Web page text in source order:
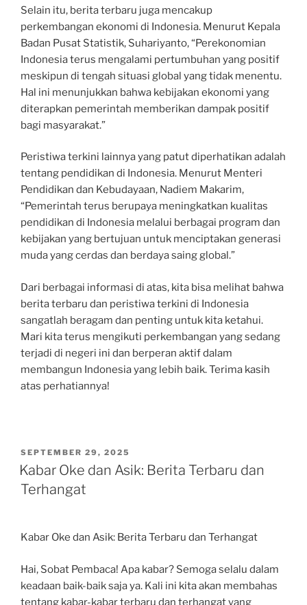
Selain itu, berita terbaru juga mencakup
perkembangan ekonomi di Indonesia. Menurut Kepala
Badan Pusat Statistik, Suhariyanto, “Perekonomian
Indonesia terus mengalami pertumbuhan yang positif
meskipun di tengah situasi global yang tidak menentu.
Hal ini menunjukkan bahwa kebijakan ekonomi yang
diterapkan pemerintah memberikan dampak positif
bagi masyarakat.”
Peristiwa terkini lainnya yang patut diperhatikan adalah
tentang pendidikan di Indonesia. Menurut Menteri
Pendidikan dan Kebudayaan, Nadiem Makarim,
“Pemerintah terus berupaya meningkatkan kualitas
pendidikan di Indonesia melalui berbagai program dan
kebijakan yang bertujuan untuk menciptakan generasi
muda yang cerdas dan berdaya saing global.”
Dari berbagai informasi di atas, kita bisa melihat bahwa
berita terbaru dan peristiwa terkini di Indonesia
sangatlah beragam dan penting untuk kita ketahui.
Mari kita terus mengikuti perkembangan yang sedang
terjadi di negeri ini dan berperan aktif dalam
membangun Indonesia yang lebih baik. Terima kasih
atas perhatiannya!
POSTED
ON
SEPTEMBER 29, 2025
Kabar Oke dan Asik: Berita Terbaru dan
Terhangat
Kabar Oke dan Asik: Berita Terbaru dan Terhangat
Hai, Sobat Pembaca! Apa kabar? Semoga selalu dalam
keadaan baik-baik saja ya. Kali ini kita akan membahas
tentang kabar-kabar terbaru dan terhangat yang